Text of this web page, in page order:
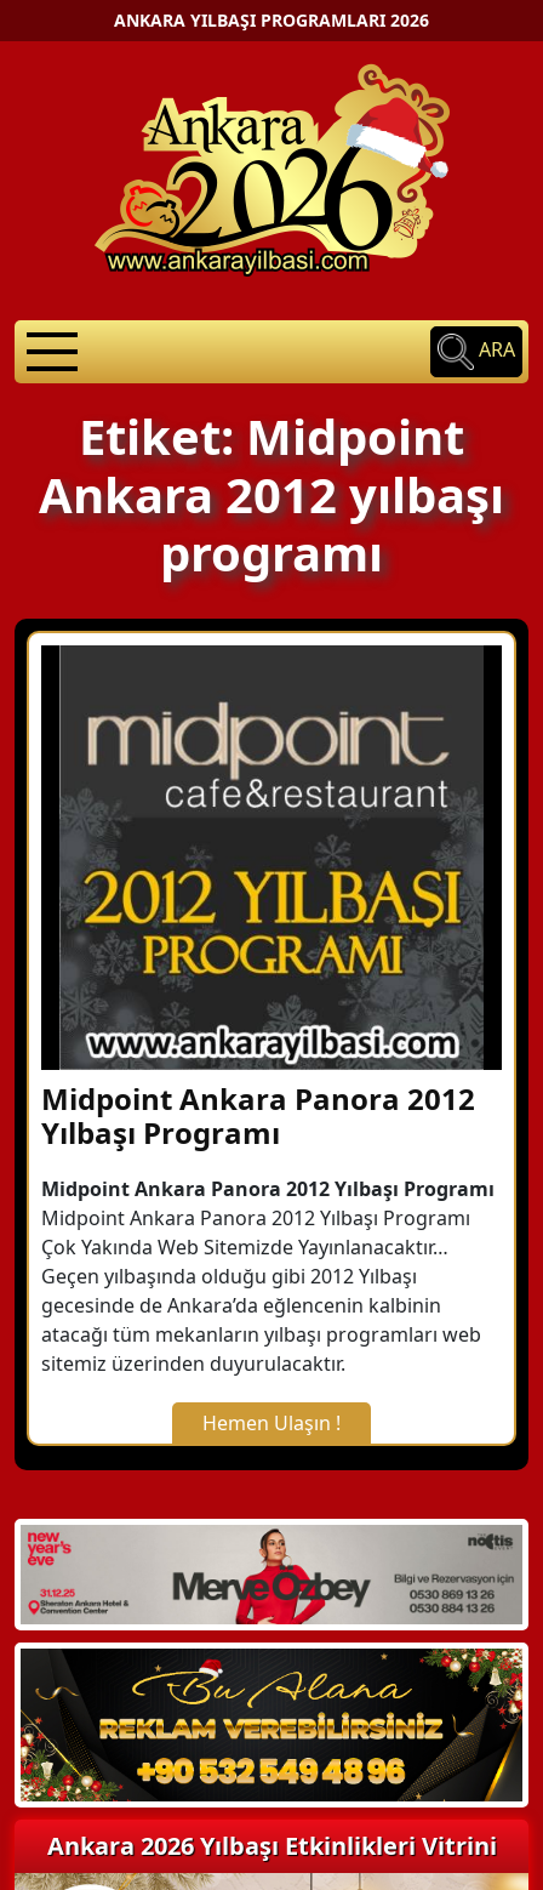
ANKARA YILBAŞI PROGRAMLARI 2026
ARA
Etiket: Midpoint
Ankara 2012 yılbaşı
programı
Midpoint Ankara Panora 2012
Yılbaşı Programı
Midpoint Ankara Panora 2012 Yılbaşı Programı
Midpoint Ankara Panora 2012 Yılbaşı Programı
Çok Yakında Web Sitemizde Yayınlanacaktır…
Geçen yılbaşında olduğu gibi 2012 Yılbaşı
gecesinde de Ankara’da eğlencenin kalbinin
atacağı tüm mekanların yılbaşı programları web
sitemiz üzerinden duyurulacaktır.
Hemen Ulaşın !
X Kapat
WhatsApp ile Bilgi Alın
Hemen Arayın
Detaylı Bilgi Alın
Ankara 2026 Yılbaşı Etkinlikleri Vitrini